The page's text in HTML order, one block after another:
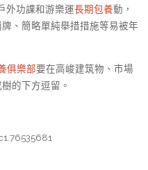
外功課和游樂運長期包養動，
、簡略單純舉措措施等易被年
俱樂部要在高峻建筑物、市場
的下方逗留。